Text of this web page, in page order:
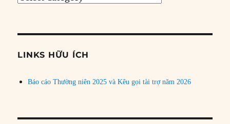
đề
LINKS HỮU ÍCH
Báo cáo Thường niên 2025 và Kêu gọi tài trợ năm 2026